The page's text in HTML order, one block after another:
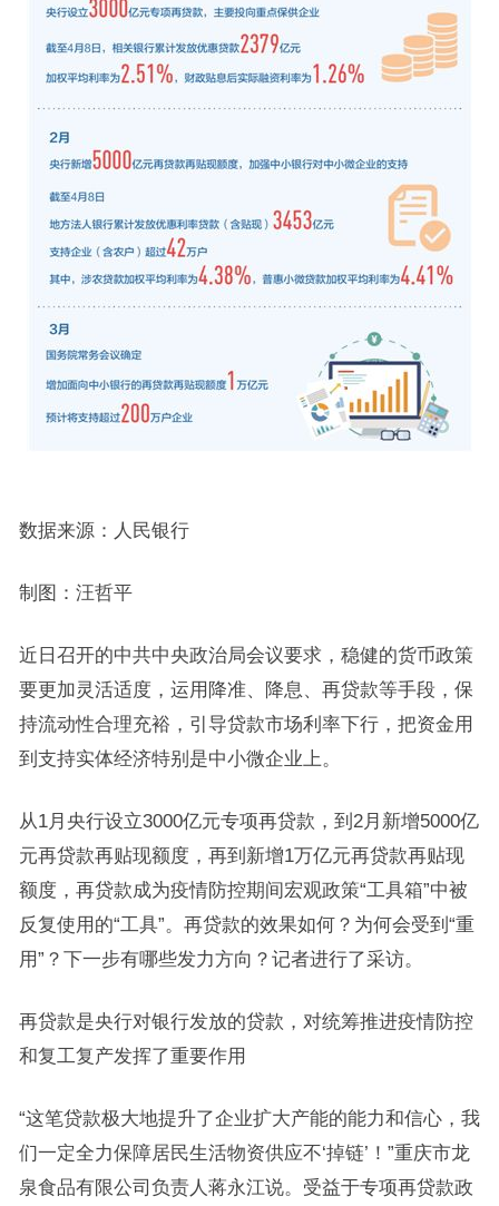
数据来源：人民银行
制图：汪哲平
近日召开的中共中央政治局会议要求，稳健的货币政策
要更加灵活适度，运用降准、降息、再贷款等手段，保
持流动性合理充裕，引导贷款市场利率下行，把资金用
到支持实体经济特别是中小微企业上。
从1月央行设立3000亿元专项再贷款，到2月新增5000亿
元再贷款再贴现额度，再到新增1万亿元再贷款再贴现
额度，再贷款成为疫情防控期间宏观政策“工具箱”中被
反复使用的“工具”。再贷款的效果如何？为何会受到“重
用”？下一步有哪些发力方向？记者进行了采访。
再贷款是央行对银行发放的贷款，对统筹推进疫情防控
和复工复产发挥了重要作用
“这笔贷款极大地提升了企业扩大产能的能力和信心，我
们一定全力保障居民生活物资供应不‘掉链’！”重庆市龙
泉食品有限公司负责人蒋永江说。受益于专项再贷款政